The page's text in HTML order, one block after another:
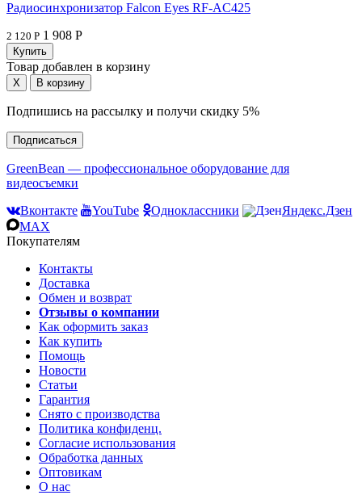
Радиосинхронизатор Falcon Eyes RF-AC425
2 120 Р 1 908 Р
Товар добавлен в корзину
Подпишись на рассылку и получи скидку 5%
Подписаться
GreenBean — профессиональное оборудование для
видеосъемки
Вконтакте
YouTube Одноклассники
Яндекс.Дзен
MAX
Покупателям
Контакты
Доставка
Обмен и возврат
Отзывы о компании
Как оформить заказ
Как купить
Помощь
Новости
Статьи
Гарантия
Снято с производства
Политика конфиденц.
Согласие использования
Обработка данных
Оптовикам
О нас